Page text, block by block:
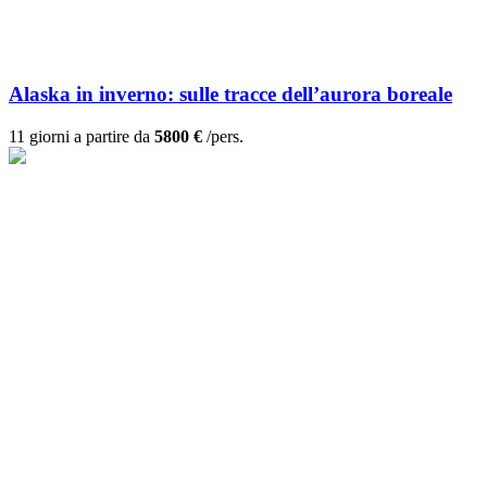
Alaska in inverno: sulle tracce dell’aurora boreale
11 giorni a partire da 5800 € /pers.